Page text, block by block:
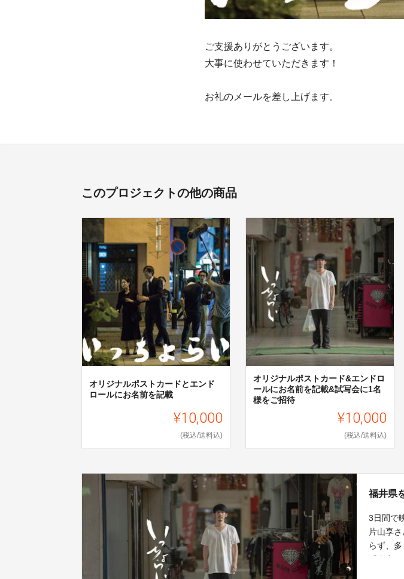
ご支援ありがとうございます。
大事に使わせていただきます！
お礼のメールを差し上げます。
このプロジェクトの他の商品
オリジナルポストカードとエンド
ロールにお名前を記載
¥10,000
(税込/送料込)
オリジナルポストカード&エンドロ
ールにお名前を記載&試写会に1名
様をご招待
¥10,000
(税込/送料込)
福井県
3日間で
片山享
らず、